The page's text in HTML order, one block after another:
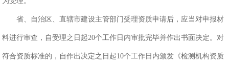
省、自治区、直辖市建设主管部门受理资质申请后，应当对申报材
料进行审查，自受理之日起20个工作日内审批完毕并作出书面决定。对
符合资质标准的，自作出决定之日起10个工作日内颁发《检测机构资质